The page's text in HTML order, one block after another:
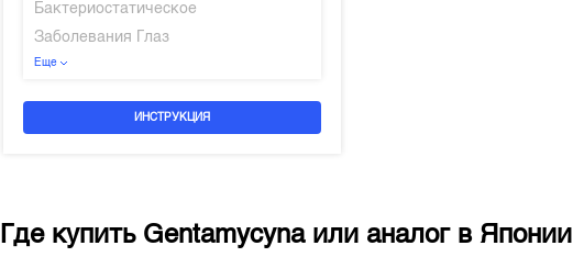
Бактериостатическое
Заболевания Глаз
Еще
ИНСТРУКЦИЯ
Где купить Gentamycynaили аналог в Японии